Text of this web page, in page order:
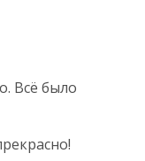
Всё было